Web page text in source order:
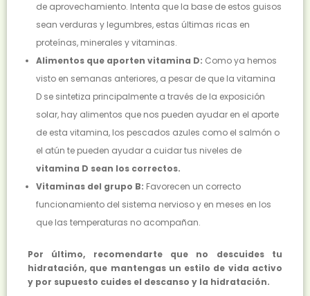
de aprovechamiento. Intenta que la base de estos guisos
sean verduras y legumbres, estas últimas ricas en
proteínas, minerales y vitaminas.
Alimentos que aporten vitamina D: Como ya hemos
visto en semanas anteriores, a pesar de que la vitamina
D se sintetiza principalmente a través de la exposición
solar, hay alimentos que nos pueden ayudar en el aporte
de esta vitamina, los pescados azules como el salmón o
el atún te pueden ayudar a cuidar tus niveles de
vitamina D sean los correctos.
Vitaminas del grupo B: Favorecen un correcto
funcionamiento del sistema nervioso y en meses en los
que las temperaturas no acompañan.
Por último, recomendarte que no descuides tu
hidratación, que mantengas un estilo de vida activo
y por supuesto cuides el descanso y la hidratación.